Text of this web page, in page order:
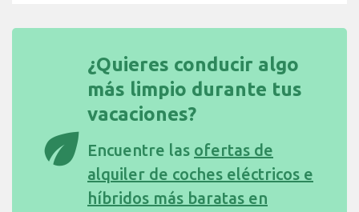
eco
¿Quieres conducir algo
más limpio durante tus
vacaciones?
Encuentre las ofertas de
alquiler de coches eléctricos e
híbridos más baratas en